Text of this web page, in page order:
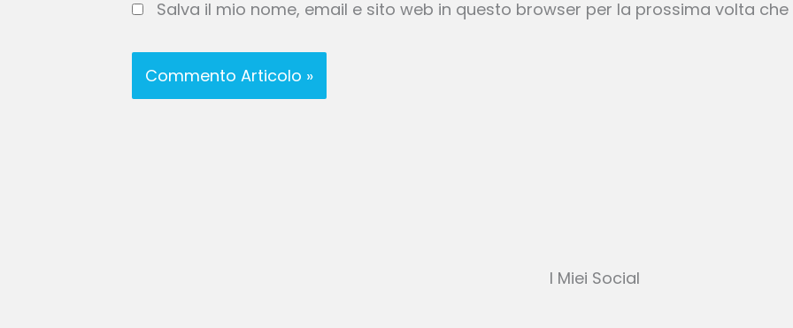
Salva il mio nome, email e sito web in questo browser per la prossima volta
I Miei Social